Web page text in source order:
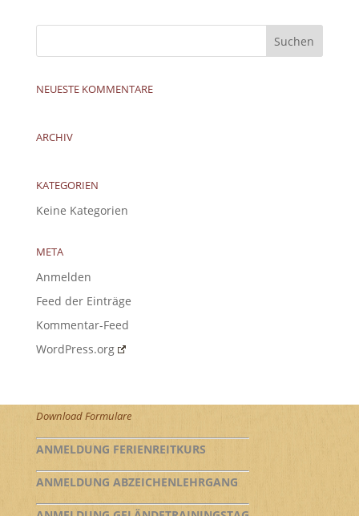
NEUESTE KOMMENTARE
ARCHIV
KATEGORIEN
Keine Kategorien
META
Anmelden
Feed der Einträge
Kommentar-Feed
WordPress.org
Download Formulare
ANMELDUNG FERIENREITKURS
ANMELDUNG ABZEICHENLEHRGANG